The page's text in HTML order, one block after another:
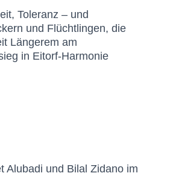
Toleranz – und
und Flüchtlingen, die
Längerem am
in Eitorf-Harmonie
Alubadi und Bilal Zidano im